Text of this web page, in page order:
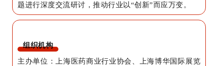
题进行深度交流研讨，推动行业以“创新”而应万变。
组织机构
主办单位：上海医药商业行业协会、上海博华国际展览